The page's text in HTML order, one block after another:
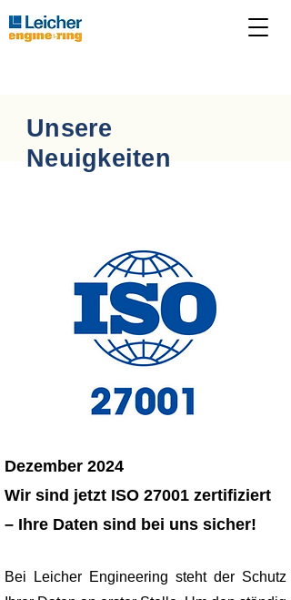
Unsere
Neuigkeiten
Dezember 2024
Wir sind jetzt ISO 27001 zertifiziert
– Ihre Daten sind bei uns sicher!
Bei Leicher Engineering steht der Schutz